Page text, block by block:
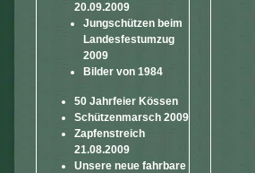
20.09.2009
Jungschützen beim
Landesfestumzug
2009
Bilder von 1984
50 Jahrfeier Kössen
Schützenmarsch 2009
Zapfenstreich
21.08.2009
Unsere neue fahrbare